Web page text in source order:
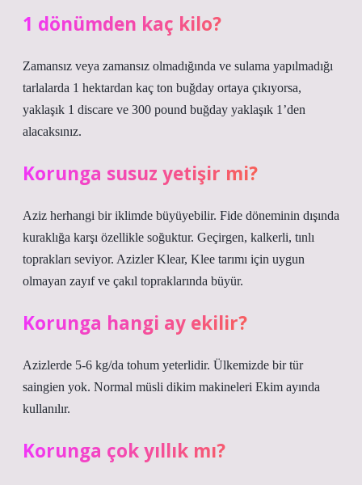
1 dönümden kaç kilo?
Zamansız veya zamansız olmadığında ve sulama yapılmadığı
tarlalarda 1 hektardan kaç ton buğday ortaya çıkıyorsa,
yaklaşık 1 discare ve 300 pound buğday yaklaşık 1’den
alacaksınız.
Korunga susuz yetişir mi?
Aziz herhangi bir iklimde büyüyebilir. Fide döneminin dışında
kuraklığa karşı özellikle soğuktur. Geçirgen, kalkerli, tınlı
toprakları seviyor. Azizler Klear, Klee tarımı için uygun
olmayan zayıf ve çakıl topraklarında büyür.
Korunga hangi ay ekilir?
Azizlerde 5-6 kg/da tohum yeterlidir. Ülkemizde bir tür
saingien yok. Normal müsli dikim makineleri Ekim ayında
kullanılır.
Korunga çok yıllık mı?